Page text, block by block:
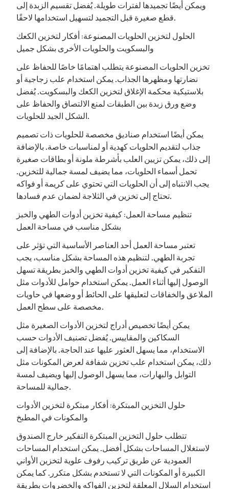
ويمكن أيضًا تجميدها لفترات طويلة. يُفضل تقسيم الزبدة إلى
قطع صغيرة قبل التجميد لتسهيل استخدامها لاحقًا.
الحلول لتخزين الحلويات المصنوعة: أفكار لتخزين الكعك
والبسكويت والحلويات الأخرى بشكل جميل
تخزين الحلويات المصنوعة يتطلب اهتمامًا خاصًا للحفاظ على
نضارتها ومظهرها الجذاب. يمكن استخدام علب زجاجية أو
بلاستيكية محكمة الإغلاق لتخزين الكعك والبسكويت. يُفضل
وضع ورق زبدة بين الطبقات لمنع الالتصاق والحفاظ على
الشكل الجيد للحلويات.
يمكن أيضًا استخدام صناديق مخصصة للحلويات ذات تصميم
جذاب لتقديم الحلويات كهدية أو لمناسبات خاصة. بالإضافة
إلى ذلك، يمكن تزيين العلب بأشرطة ملونة أو بطاقات صغيرة
تحمل أسماء الحلويات، مما يضيف لمسة جمالية للتخزين.
يجب الانتباه إلى أن الحلويات التي تحتوي على كريمة أو فواكه
تحتاج إلى تخزين في الثلاجة لضمان عدم فسادها.
تنظيم مساحة العمل: كيفية تخزين أدوات الطهي والخبز
بشكل مناسب في مساحة العمل
تعتبر مساحة العمل أحد العناصر الأساسية التي تؤثر على
تجربة الطهي. لتنظيم هذه المساحة بشكل مناسب، يجب
التفكير في كيفية تخزين أدوات الطهي والخبز بطريقة تسهل
الوصول إليها أثناء العمل. يمكن استخدام حوامل للأدوات مثل
الملاعق والخفاقات لتعليقها على الحائط أو وضعها في حاويات
مخصصة على سطح العمل.
يمكن أيضًا تخصيص أدراج لتخزين الأدوات الصغيرة مثل
السكاكين والمقاييس. يُفضل تصنيف الأدوات حسب
الاستخدام، مما يسهل العثور عليها عند الحاجة. بالإضافة إلى
ذلك، يمكن استخدام علب تخزين شفافة لعرض المكونات مثل
التوابل والبهارات، مما يسهل الوصول إليها ويضيف لمسة
جمالية للمساحة.
حلول التخزين المبتكرة: أفكار مبتكرة لتخزين الأدوات
والمكونات في المطبخ
تتطلب حلول التخزين المبتكرة التفكير خارج الصندوق
لاستغلال المساحات بشكل أفضل. يمكن استخدام المساحات
العمودية عن طريق تركيب رفوف علوية لتخزين الأواني
الكبيرة أو المكونات التي لا تستخدم بشكل متكرر. كما يمكن
استخدام السلال المعلقة لتخزين الفواكه والخضروات بطريقة